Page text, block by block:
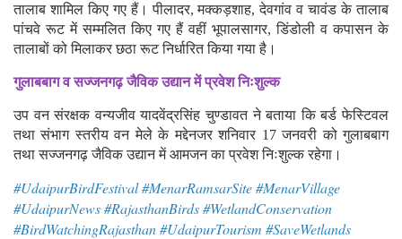
तालाब शामिल किए गए हैं। पीलादर, मक्कड़शाह, देवगांव व चावंड के तालाब
पांचवे रूट में सम्मलित किए गए हैं वहीं भूपालसागर, डिंडोली व कपासन के
तालाबों को मिलाकर छठा रूट निर्धारित किया गया है।
गुलाबबाग व सज्जनगढ़ जैविक उद्यान में प्रवेश निःशुल्क
उप वन संरक्षक वन्यजीव यादवेंद्रसिंह चुण्डावत ने बताया कि बर्ड फेस्टिवल
तथा संभाग स्तरीय वन मेले के मद्देनजर शनिवार 17 जनवरी को गुलाबबाग
तथा सज्जनगढ़ जैविक उद्यान में आमजन का प्रवेश निःशुल्क रहेगा।
#UdaipurBirdFestival #MenarRamsarSite #MenarVillage
#UdaipurNews #RajasthanBirds #WetlandConservation
#BirdWatchingRajasthan #UdaipurTourism #SaveWetlands